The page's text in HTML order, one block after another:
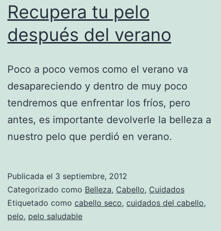
Recupera tu pelo
después del verano
Poco a poco vemos como el verano va
desapareciendo y dentro de muy poco
tendremos que enfrentar los fríos, pero
antes, es importante devolverle la belleza a
nuestro pelo que perdió en verano.
Publicada el 3 septiembre, 2012
Categorizado como Belleza, Cabello, Cuidados
Etiquetado como cabello seco, cuidados del cabello,
pelo, pelo saludable